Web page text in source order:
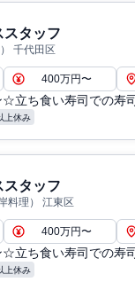
スタッフ
千代田区
400万円〜
☆立ち食い寿司での寿
上休み
スタッフ
料理） 江東区
400万円〜
☆立ち食い寿司での寿
上休み